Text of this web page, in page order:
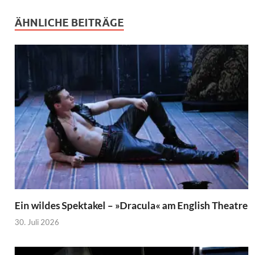
ÄHNLICHE BEITRÄGE
Ein wildes Spektakel – »Dracula« am English Theatre
30. Juli 2026